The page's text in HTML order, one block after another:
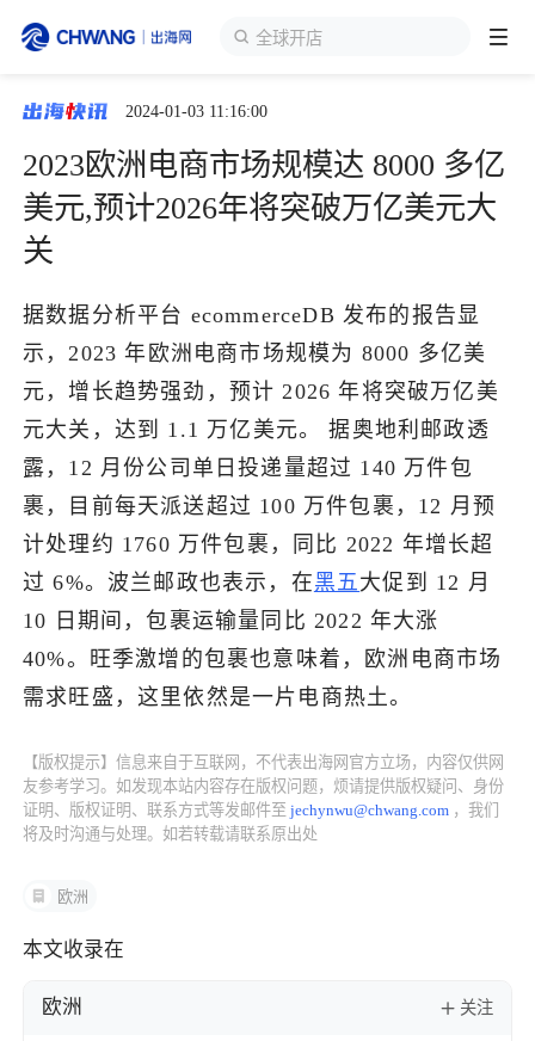
全球开店
跨境展会
出海服务
出海资讯
跨境报告
出海导航
出海交流群
了解出海网
2024-01-03 11:16:00
2023欧洲电商市场规模达 8000 多亿
美元,预计2026年将突破万亿美元大
关
据数据分析平台 ecommerceDB 发布的报告显
示，2023 年欧洲电商市场规模为 8000 多亿美
元，增长趋势强劲，预计 2026 年将突破万亿美
元大关，达到 1.1 万亿美元。 据奥地利邮政透
露，12 月份公司单日投递量超过 140 万件包
裹，目前每天派送超过 100 万件包裹，12 月预
计处理约 1760 万件包裹，同比 2022 年增长超
过 6%。波兰邮政也表示，在黑五大促到 12 月
10 日期间，包裹运输量同比 2022 年大涨
40%。旺季激增的包裹也意味着，欧洲电商市场
需求旺盛，这里依然是一片电商热土。
【版权提示】信息来自于互联网，不代表出海网官方立场，内容仅供网
友参考学习。如发现本站内容存在版权问题，烦请提供版权疑问、身份
证明、版权证明、联系方式等发邮件至jechynwu@chwang.com ，我们
将及时沟通与处理。如若转载请联系原出处
欧洲
本文收录在
欧洲 关注